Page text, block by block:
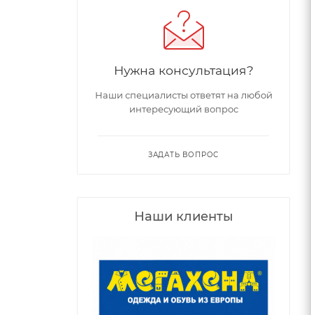
Нужна консультация?
Наши специалисты ответят на любой
интересующий вопрос
ЗАДАТЬ ВОПРОС
Наши клиенты